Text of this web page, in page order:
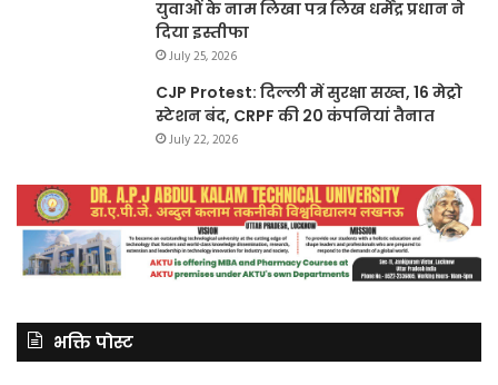
युवाओं के नाम लिखा पत्र लिख धर्मेंद्र प्रधान ने
दिया इस्तीफा
July 25, 2026
CJP Protest: दिल्ली में सुरक्षा सख्त, 16 मेट्रो
स्टेशन बंद, CRPF की 20 कंपनियां तैनात
July 22, 2026
भक्ति पोस्ट